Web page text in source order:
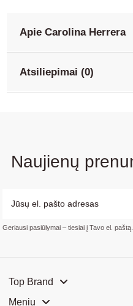
Apie Carolina Herrera
Atsiliepimai (0)
Naujienų
Geriausi pasiūlymai – tiesiai į Tavo el.
Top Brand
Meniu